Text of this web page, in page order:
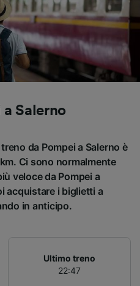
a Salerno
da Pompei a Salerno è
Ci sono normalmente
veloce da Pompei a
acquistare i biglietti a
in anticipo.
Ultimo treno
22:47
precisi.
del
su dispositivo e/o
delle prestazioni
ricerche sul